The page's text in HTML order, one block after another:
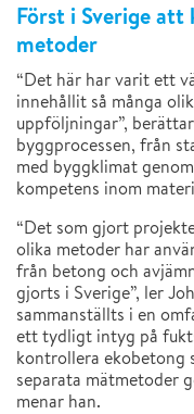
Först i Sverige
metoder
“Det här har varit ett
innehållit så många
uppföljningar”,
byggprocessen, från
med byggklimat
kompetens inom
“Det som gjort
olika metoder har
från betong och
gjorts i Sverige”, ler
sammanställts i en
ett tydligt intyg på
kontrollera ekobetong
separata mätmetoder
menar han.